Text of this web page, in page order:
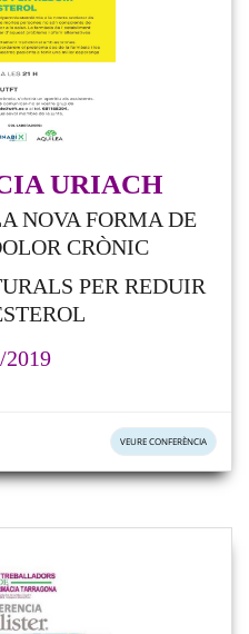
URIACH
NOVA FORMA DE
CRÒNIC
PER REDUIR
2019
VEURE CONFERÈNCIA